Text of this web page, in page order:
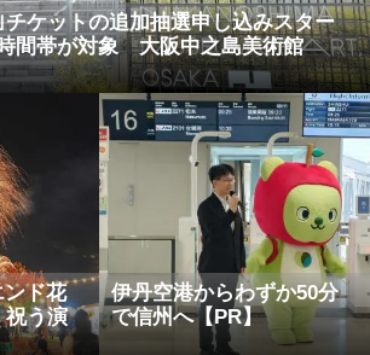
ケットの追加抽選申し込みスター
間帯が対象 大阪中之島美術館
ド花
う演
伊丹空港からわずか50分
で信州へ【PR】